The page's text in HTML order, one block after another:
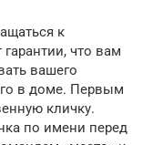
к
что вам
вашего
в доме. Первым
кличку.
по имени перед